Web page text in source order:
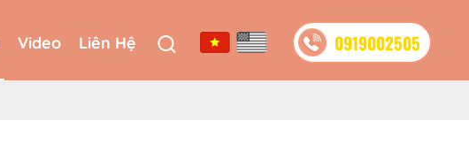
Video Liên Hệ 0919002505
Video Liên Hệ 0919002505